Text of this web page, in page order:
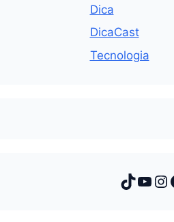
Dica
DicaCast
Tecnologia
TikTok